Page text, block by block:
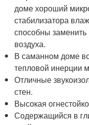
доме хороший
стабилизатора
способны
воздуха.
В саманном доме
тепловой инерции
Отличные
стен.
Высокая
Содержащийся в